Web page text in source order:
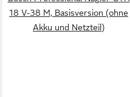
18 V-38 M, Basisversion (ohne
Akku und Netzteil)